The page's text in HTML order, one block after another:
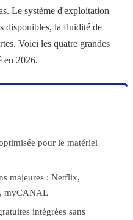
Le système d'exploitation
disponibles, la fluidité de
Voici les quatre grandes
en 2026.
pour le matériel
majeures : Netflix,
myCANAL
intégrées sans